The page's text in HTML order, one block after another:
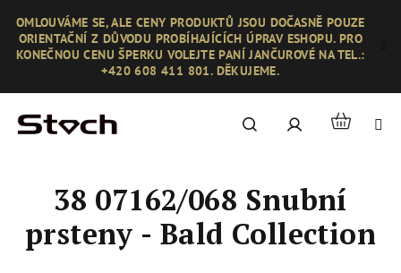
obsah
OMLOUVÁME SE, ALE CENY PRODUKTŮ JSOU DOČASNĚ POUZE
ORIENTAČNÍ Z DŮVODU PROBÍHAJÍCÍCH ÚPRAV ESHOPU. PRO
KONEČNOU CENU ŠPERKU VOLEJTE PANÍ JANČUROVÉ NA TEL.:
+420 608 411 801. DĚKUJEME.
Hledat PřihlášeníNákupní
38 07162/068 Snubní
prsteny - Bald Collection